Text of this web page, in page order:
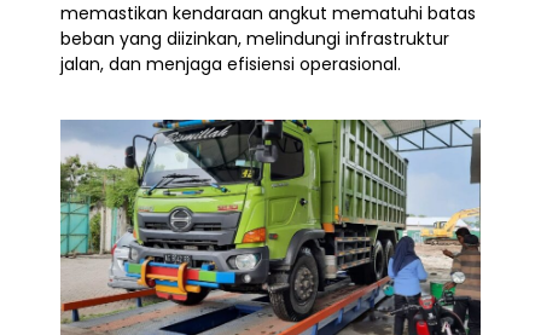
memastikan kendaraan angkut mematuhi batas
beban yang diizinkan, melindungi infrastruktur
jalan, dan menjaga efisiensi operasional.